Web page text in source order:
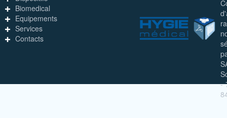
Biomedical
Equipements
Services
Contacts
-